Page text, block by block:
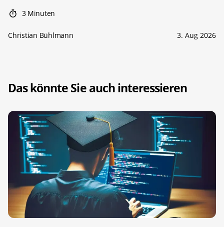
3 Minuten
Christian Bühlmann 3. Aug 2026
Das könnte Sie auch interessieren